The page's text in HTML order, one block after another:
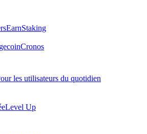
EarnStaking
Cronos
les utilisateurs du quotidien
Level Up